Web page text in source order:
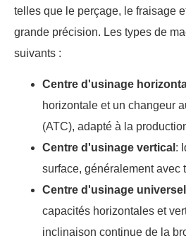
telles que le perçage, le fraisage
grande précision. Les types de
suivants :
Centre d'usinage
horizontale et un changeur
(ATC), adapté à la
Centre d'usinage vertical :
surface, généralement avec
Centre d'usinage universel
capacités horizontales et
inclinaison continue de la